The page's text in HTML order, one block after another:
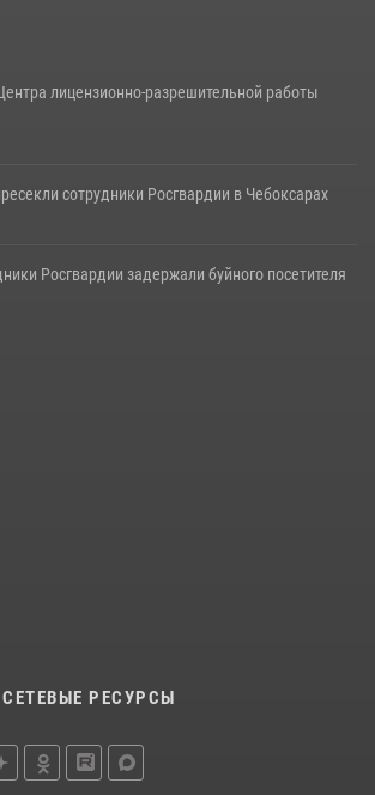
лицензионно-разрешительной работы
сотрудники Росгвардии в Чебоксарах
Росгвардии задержали буйного посетителя
РЕСУРСЫ